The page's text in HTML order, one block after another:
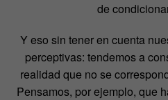
de
Y eso sin tener en cuenta
perceptivas: tendemos a
realidad que no se
Pensamos, por ejemplo, que